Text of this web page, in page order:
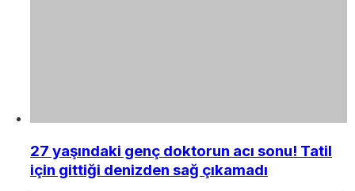
27 yaşındaki genç doktorun acı sonu! Tatil
için gittiği denizden sağ çıkamadı